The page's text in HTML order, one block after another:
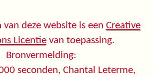
deze website is een Creative
Licentievan toepassing.
Bronvermelding:
seconden, Chantal Leterme,